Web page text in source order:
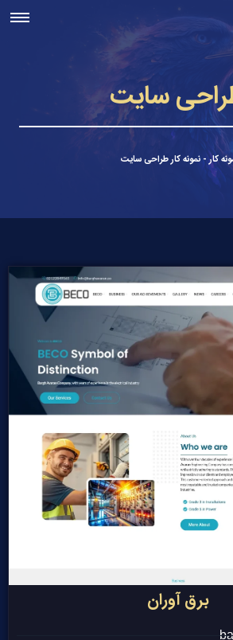
سایت
کار- نمونه کار طراحی سایت
برق آوران